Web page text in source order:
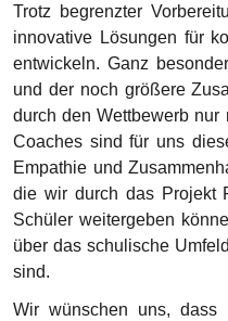
Trotz begrenzter
innovative Lösungen für
entwickeln. Ganz
und der noch größere
durch den Wettbewerb nur
Coaches sind für uns
Empathie und
die wir durch das Projekt
Schüler weitergeben
über das schulische
sind.
Wir wünschen uns, dass